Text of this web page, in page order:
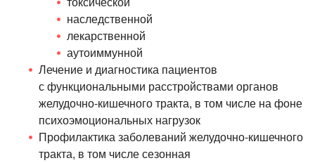
наследственной
лекарственной
аутоиммунной
Лечение и диагностика пациентов
с функциональными расстройствами органов
желудочно-кишечноготракта, в том числе на фоне
психоэмоциональных нагрузок
Профилактика заболеваний желудочно-кишечного
тракта, в том числе сезонная